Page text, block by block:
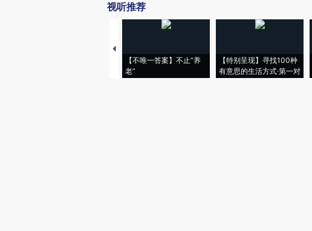
视听推荐
【不唯一答案】不止“养
老”
【特别呈现】寻找100种
有意思的生活方式·第一对